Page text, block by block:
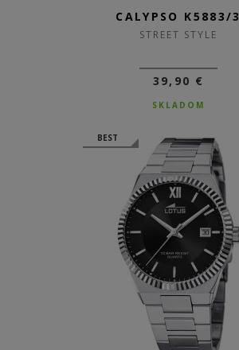
CALYPSO K5883/3
STREET STYLE
39,90 €
SKLADOM
BEST